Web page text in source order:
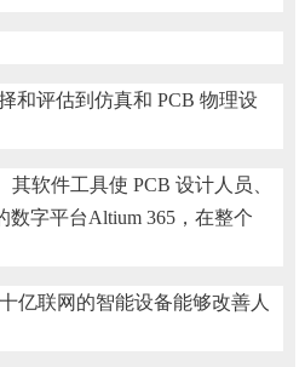
和评估到仿真和 PCB 物理设
软件工具使 PCB 设计人员、
字平台Altium 365，在整个
亿联网的智能设备能够改善人